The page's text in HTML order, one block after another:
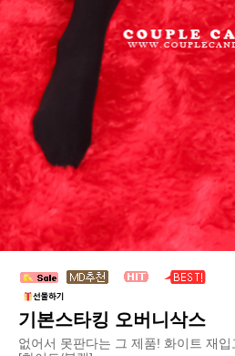
기본스타킹 오버니삭스
없어서 못판다는 그 제품! 화이트 재입